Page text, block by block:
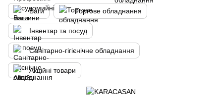
Ваги Торгове обладнання
Інвентар та посуд
Санітарно-гігієнічне обладнання
Акційні товари